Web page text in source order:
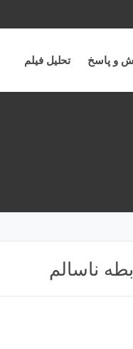
و پاسخ تحلیل فیلم
ناسالم